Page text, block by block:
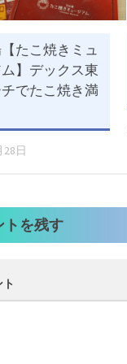
たこ焼きミュ
】デックス東
でたこ焼き満
28日
トを残す